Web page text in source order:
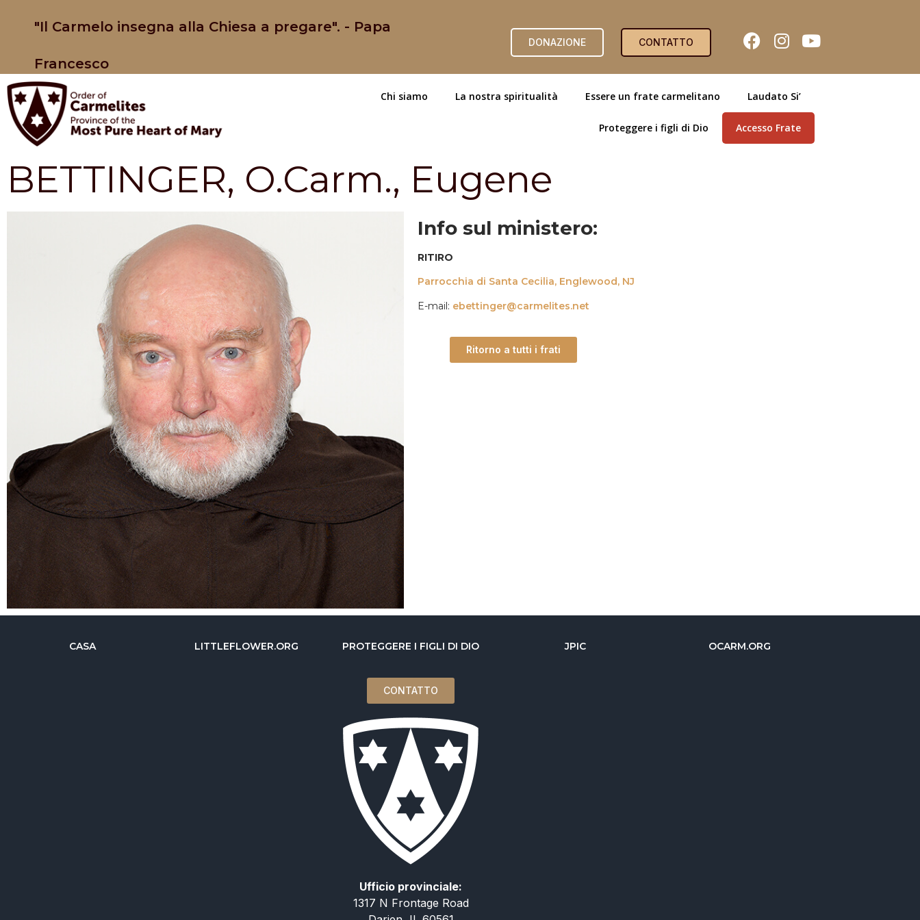
"Il Carmelo insegna alla Chiesa a pregare". - Papa
Francesco
DONAZIONE CONTATTO
Chi siamo La nostra spiritualità Essere un frate carmelitano Laudato Si’
Proteggere i figli di Dio Accesso Frate
BETTINGER, O.Carm., Eugene
Info sul ministero:
RITIRO
Parrocchia di Santa Cecilia, Englewood, NJ
E-mail: ebettinger@carmelites.net
Ritorno a tutti i frati
CASA LITTLEFLOWER.ORG PROTEGGERE I FIGLI DI DIO
CONTATTO
Ufficio provinciale:
1317 N Frontage Road
JPIC OCARM.ORG